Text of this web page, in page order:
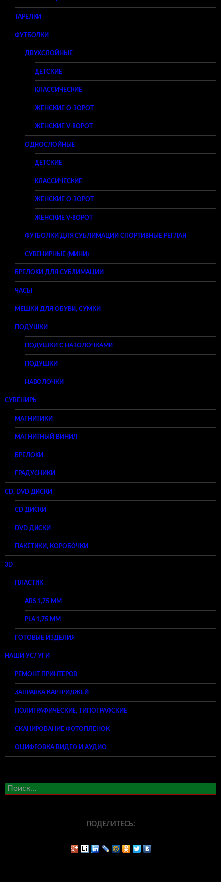
ТАРЕЛКИ
ФУТБОЛКИ
ДВУХСЛОЙНЫЕ
ДЕТСКИЕ
КЛАССИЧЕСКИЕ
ЖЕНСКИЕ O-ВОРОТ
ЖЕНСКИЕ V-ВОРОТ
ОДНОСЛОЙНЫЕ
ДЕТСКИЕ
КЛАССИЧЕСКИЕ
ЖЕНСКИЕ O-ВОРОТ
ЖЕНСКИЕ V-ВОРОТ
ФУТБОЛКИ ДЛЯ СУБЛИМАЦИИ СПОРТИВНЫЕ РЕГЛАН
СУВЕНИРНЫЕ (МИНИ)
БРЕЛОКИ ДЛЯ СУБЛИМАЦИИ
ЧАСЫ
МЕШКИ ДЛЯ ОБУВИ, СУМКИ
ПОДУШКИ
ПОДУШКИ С НАВОЛОЧКАМИ
ПОДУШКИ
НАВОЛОЧКИ
СУВЕНИРЫ
МАГНИТИКИ
МАГНИТНЫЙ ВИНИЛ
БРЕЛОКИ
ГРАДУСНИКИ
CD, DVD ДИСКИ
CD ДИСКИ
DVD ДИСКИ
ПАКЕТИКИ, КОРОБОЧКИ
3D
ПЛАСТИК
ABS 1,75 ММ
PLA 1,75 ММ
ГОТОВЫЕ ИЗДЕЛИЯ
НАШИ УСЛУГИ
РЕМОНТ ПРИНТЕРОВ
ЗАПРАВКА КАРТРИДЖЕЙ
ПОЛИГРАФИЧЕСКИЕ, ТИПОГРАФСКИЕ
СКАНИРОВАНИЕ ФОТОПЛЕНОК
ОЦИФРОВКА ВИДЕО И АУДИО
Найти:
ПОДЕЛИТЕСЬ: